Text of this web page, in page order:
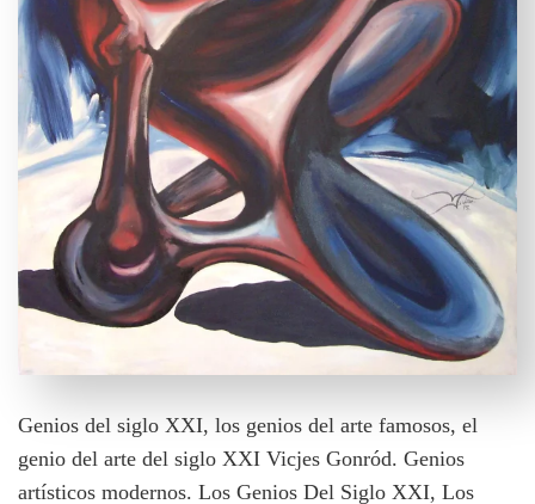
Genios del siglo XXI, los genios del arte famosos, el
genio del arte del siglo XXI Vicjes Gonród. Genios
artísticos modernos. Los Genios Del Siglo XXI, Los